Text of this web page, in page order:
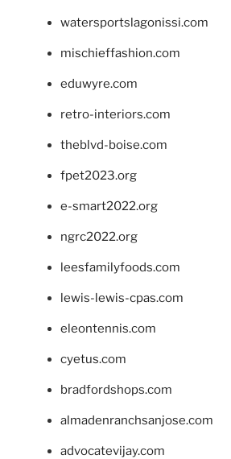
watersportslagonissi.com
mischieffashion.com
eduwyre.com
retro-interiors.com
theblvd-boise.com
fpet2023.org
e-smart2022.org
ngrc2022.org
leesfamilyfoods.com
lewis-lewis-cpas.com
eleontennis.com
cyetus.com
bradfordshops.com
almadenranchsanjose.com
advocatevijay.com